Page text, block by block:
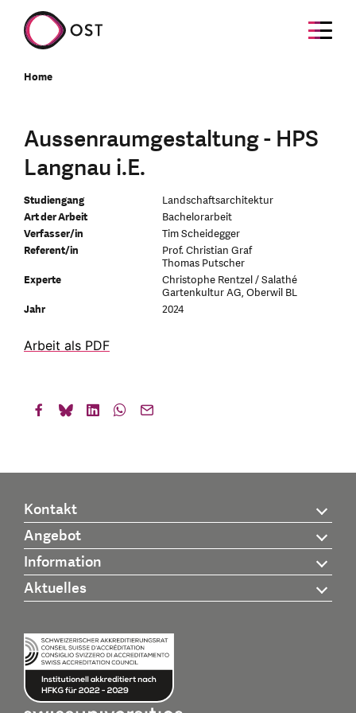
Home
Aussenraumgestaltung - HPS
Langnau i.E.
Studiengang
Landschaftsarchitektur
Art der Arbeit
Bachelorarbeit
Verfasser/in
Tim Scheidegger
Referent/in
Prof. Christian Graf
Thomas Putscher
Experte
Christophe Rentzel / Salathé
Gartenkultur AG, Oberwil BL
Jahr
2024
Arbeit als PDF
Kontakt
Angebot
Information
Aktuelles